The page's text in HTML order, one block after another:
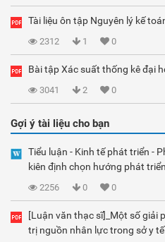
Tài liệu ôn tập Nguyên lý kế
2312 1 0
Bài tập Xác suất thống kê đại
3041 2 0
Gợi ý tài liệu cho bạn
Tiểu luận - Kinh tế phát triển -
kiên định chọn hướng phát
2256 0 0
[Luận văn thạc sĩ]_Một số giải
trị nguồn nhân lực trong sở y